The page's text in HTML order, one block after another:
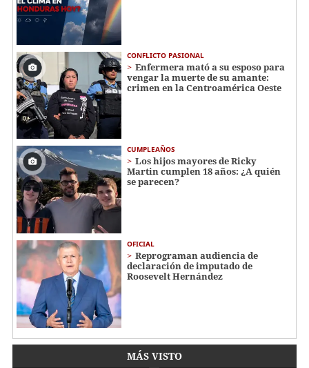
CONFLICTO PASIONAL
Enfermera mató a su esposo para
vengar la muerte de su amante:
crimen en la Centroamérica Oeste
CUMPLEAÑOS
Los hijos mayores de Ricky
Martin cumplen 18 años: ¿A quién
se parecen?
OFICIAL
Reprograman audiencia de
declaración de imputado de
Roosevelt Hernández
MÁS VISTO